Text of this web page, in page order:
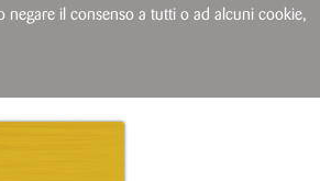
negare il consenso a tutti o ad alcuni cookie,